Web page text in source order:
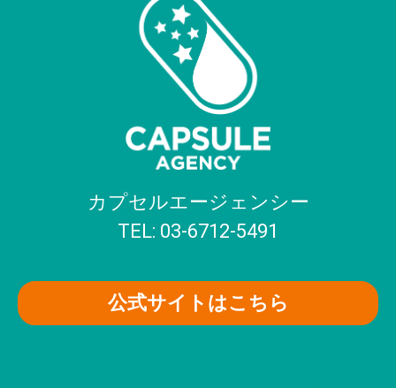
カプセルエージェンシー
TEL: 03-6712-5491
公式サイトはこちら